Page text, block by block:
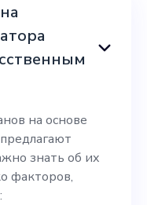
на основе
знать об их
факторов,